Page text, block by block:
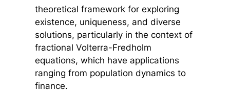
theoretical framework for exploring
existence, uniqueness, and diverse
solutions, particularly in the context of
fractional Volterra-Fredholm
equations, which have applications
ranging from population dynamics to
finance.